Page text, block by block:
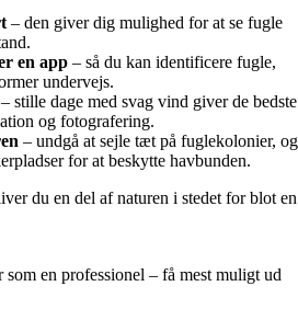
– den giver dig mulighed for at se fugle
en app – så du kan identificere fugle,
undervejs.
– stille dage med svag vind giver de bedste
og fotografering.
– undgå at sejle tæt på fuglekolonier, og
for at beskytte havbunden.
du en del af naturen i stedet for blot en
en professionel – få mest muligt ud